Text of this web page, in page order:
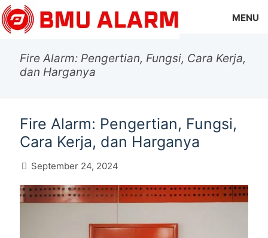
MENU
Fire Alarm: Pengertian, Fungsi, Cara Kerja,
dan Harganya
Fire Alarm: Pengertian, Fungsi,
Cara Kerja, dan Harganya
September 24, 2024